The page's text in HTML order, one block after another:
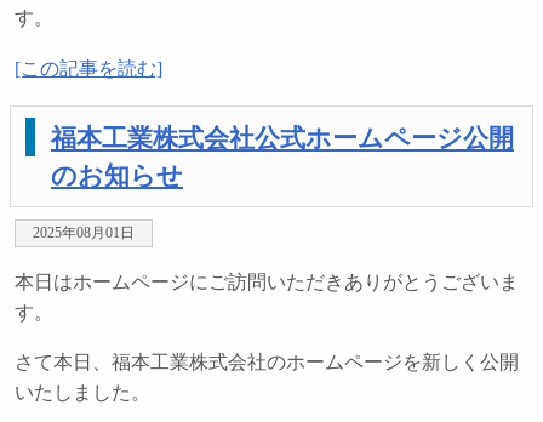
す。
[この記事を読む]
福本工業株式会社公式ホームページ公開
のお知らせ
2025年08月01日
本日はホームページにご訪問いただきありがとうございま
す。
さて本日、福本工業株式会社のホームページを新しく公開
いたしました。